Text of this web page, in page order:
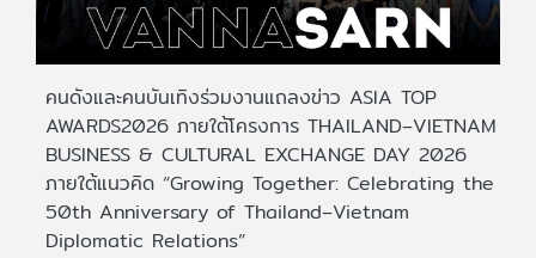
คนดังและคนบันเทิงร่วมงานแถลงข่าว ASIA TOP
AWARDS2026 ภายใต้โครงการ THAILAND–VIETNAM
BUSINESS & CULTURAL EXCHANGE DAY 2026
ภายใต้แนวคิด “Growing Together: Celebrating the
50th Anniversary of Thailand–Vietnam
Diplomatic Relations”